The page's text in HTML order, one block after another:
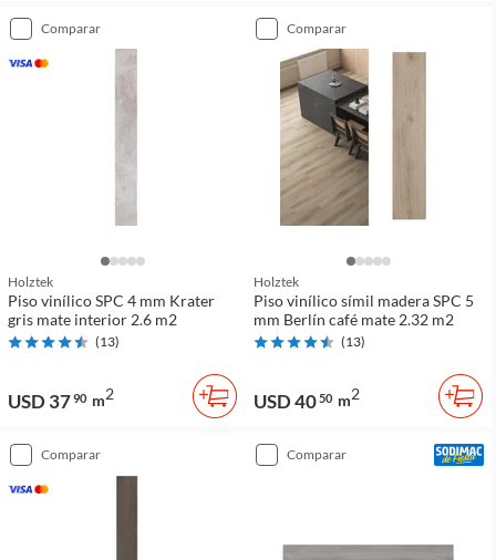
comparar
Holztek
Piso vinílico SPC 4 mm Krater
gris mate interior 2.6 m2
(13)
USD 3790 m2
comparar
Holztek
Piso vinílico símil madera SPC 5
mm Berlín café mate 2.32 m2
(13)
USD 4050 m2
comparar comparar